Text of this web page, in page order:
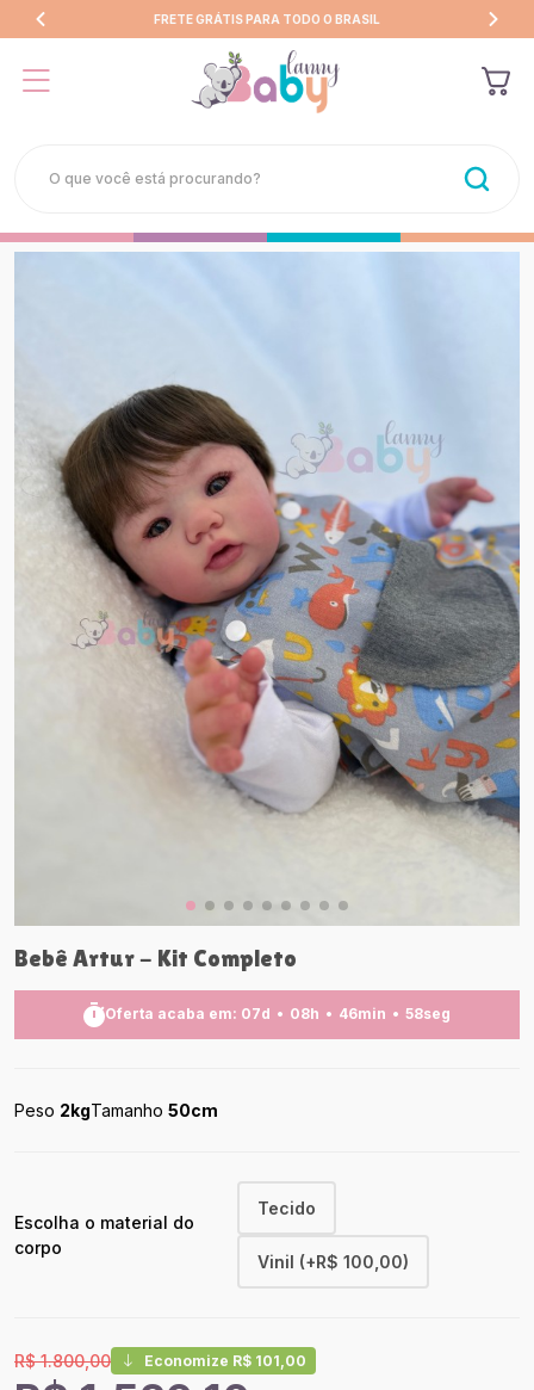
FRETE GRÁTIS PARA TODO O BRASIL
Bebê Artur - Kit Completo
Oferta acaba em: 07d 08h 46min 56seg
Peso 2kgTamanho 50cm
Escolha o material do
corpo
Tecido
Vinil (+R$ 100,00)
R$ 1.800,00 Economize R$ 101,00